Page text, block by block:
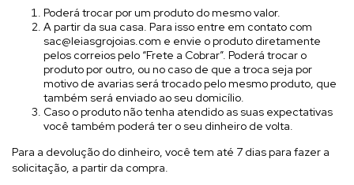
Poderá trocar por um produto do mesmo valor.
A partir da sua casa. Para isso entre em contato com
sac@leiasgrojoias.com e envie o produto diretamente
pelos correios pelo “Frete a Cobrar”. Poderá trocar o
produto por outro, ou no caso de que a troca seja por
motivo de avarias será trocado pelo mesmo produto, que
também será enviado ao seu domicílio.
Caso o produto não tenha atendido as suas expectativas
você também poderá ter o seu dinheiro de volta.
Para a devolução do dinheiro, você tem até 7 dias para fazer a
solicitação, a partir da compra.